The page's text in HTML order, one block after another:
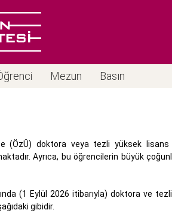
Mezun Basın
(ÖzÜ) doktora veya tezli yüksek lisans
Ayrıca, bu öğrencilerin büyük
(1 Eylül 2026 itibarıyla) doktora ve
gibidir.